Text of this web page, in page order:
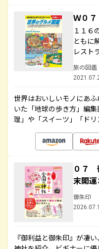
Ｗ０
１１６
ともに
レスト
旅の図鑑
世界はおいしいモノにあ
いた「地球の歩き方」編
理」や「スイーツ」「ドリ
０７
末開
御朱印
『御利益と御朱印』が凄